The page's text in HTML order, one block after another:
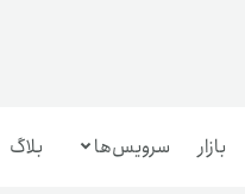
بازار سرویس‌ها بلاگ